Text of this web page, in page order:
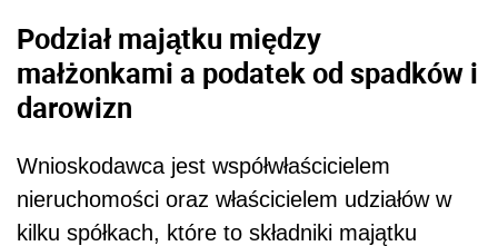
Podział majątku między
małżonkami a podatek od spadków i
darowizn
Wnioskodawca jest współwłaścicielem
nieruchomości oraz właścicielem udziałów w
kilku spółkach, które to składniki majątku